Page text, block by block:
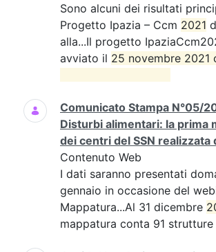
Sono alcuni dei risultati
Progetto Ipazia – Ccm 2021
alla...Il progetto
avviato il 25 novembre 2021
Comunicato Stampa N°05/
Disturbi alimentari: la prima
dei centri del SSN realizzata
Contenuto Web
I dati saranno presentati
gennaio in occasione del
Mappatura...Al 31 dicembre
mappatura conta 91